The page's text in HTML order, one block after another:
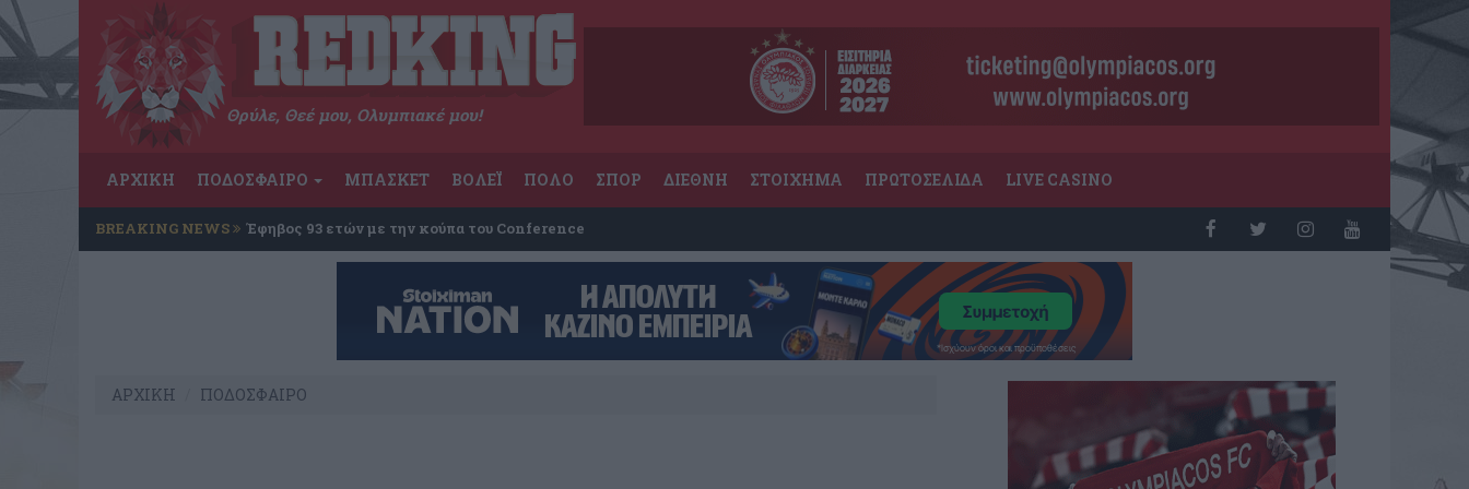
Θρύλε, Θεέ μου, Ολυμπιακέ μου!
ΑΡΧΙΚΗ ΠΟΔΟΣΦΑΙΡΟ ΜΠΑΣΚΕΤ ΒΟΛΕΪ ΠΟΛΟ ΣΠΟΡ ΔΙΕΘΝΗ ΣΤΟΙΧΗΜΑ ΠΡΩΤΟΣΕΛΙΔΑ LIVE CASINO
BREAKING NEWS Έφηβος 93 ετών με την κούπα του Conference
ΑΡΧΙΚΗ ΠΟΔΟΣΦΑΙΡΟ